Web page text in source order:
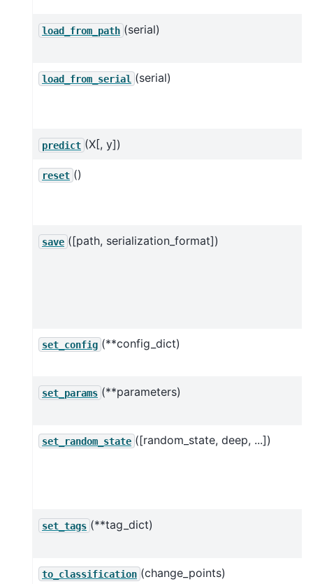
load_from_path (serial)
load_from_serial (serial)
predict (X[, y])
reset ()
save ([path, serialization_format])
set_config (**config_dict)
set_params (**parameters)
set_random_state ([random_state, deep, ...])
set_tags (**tag_dict)
to_classification (change_points)